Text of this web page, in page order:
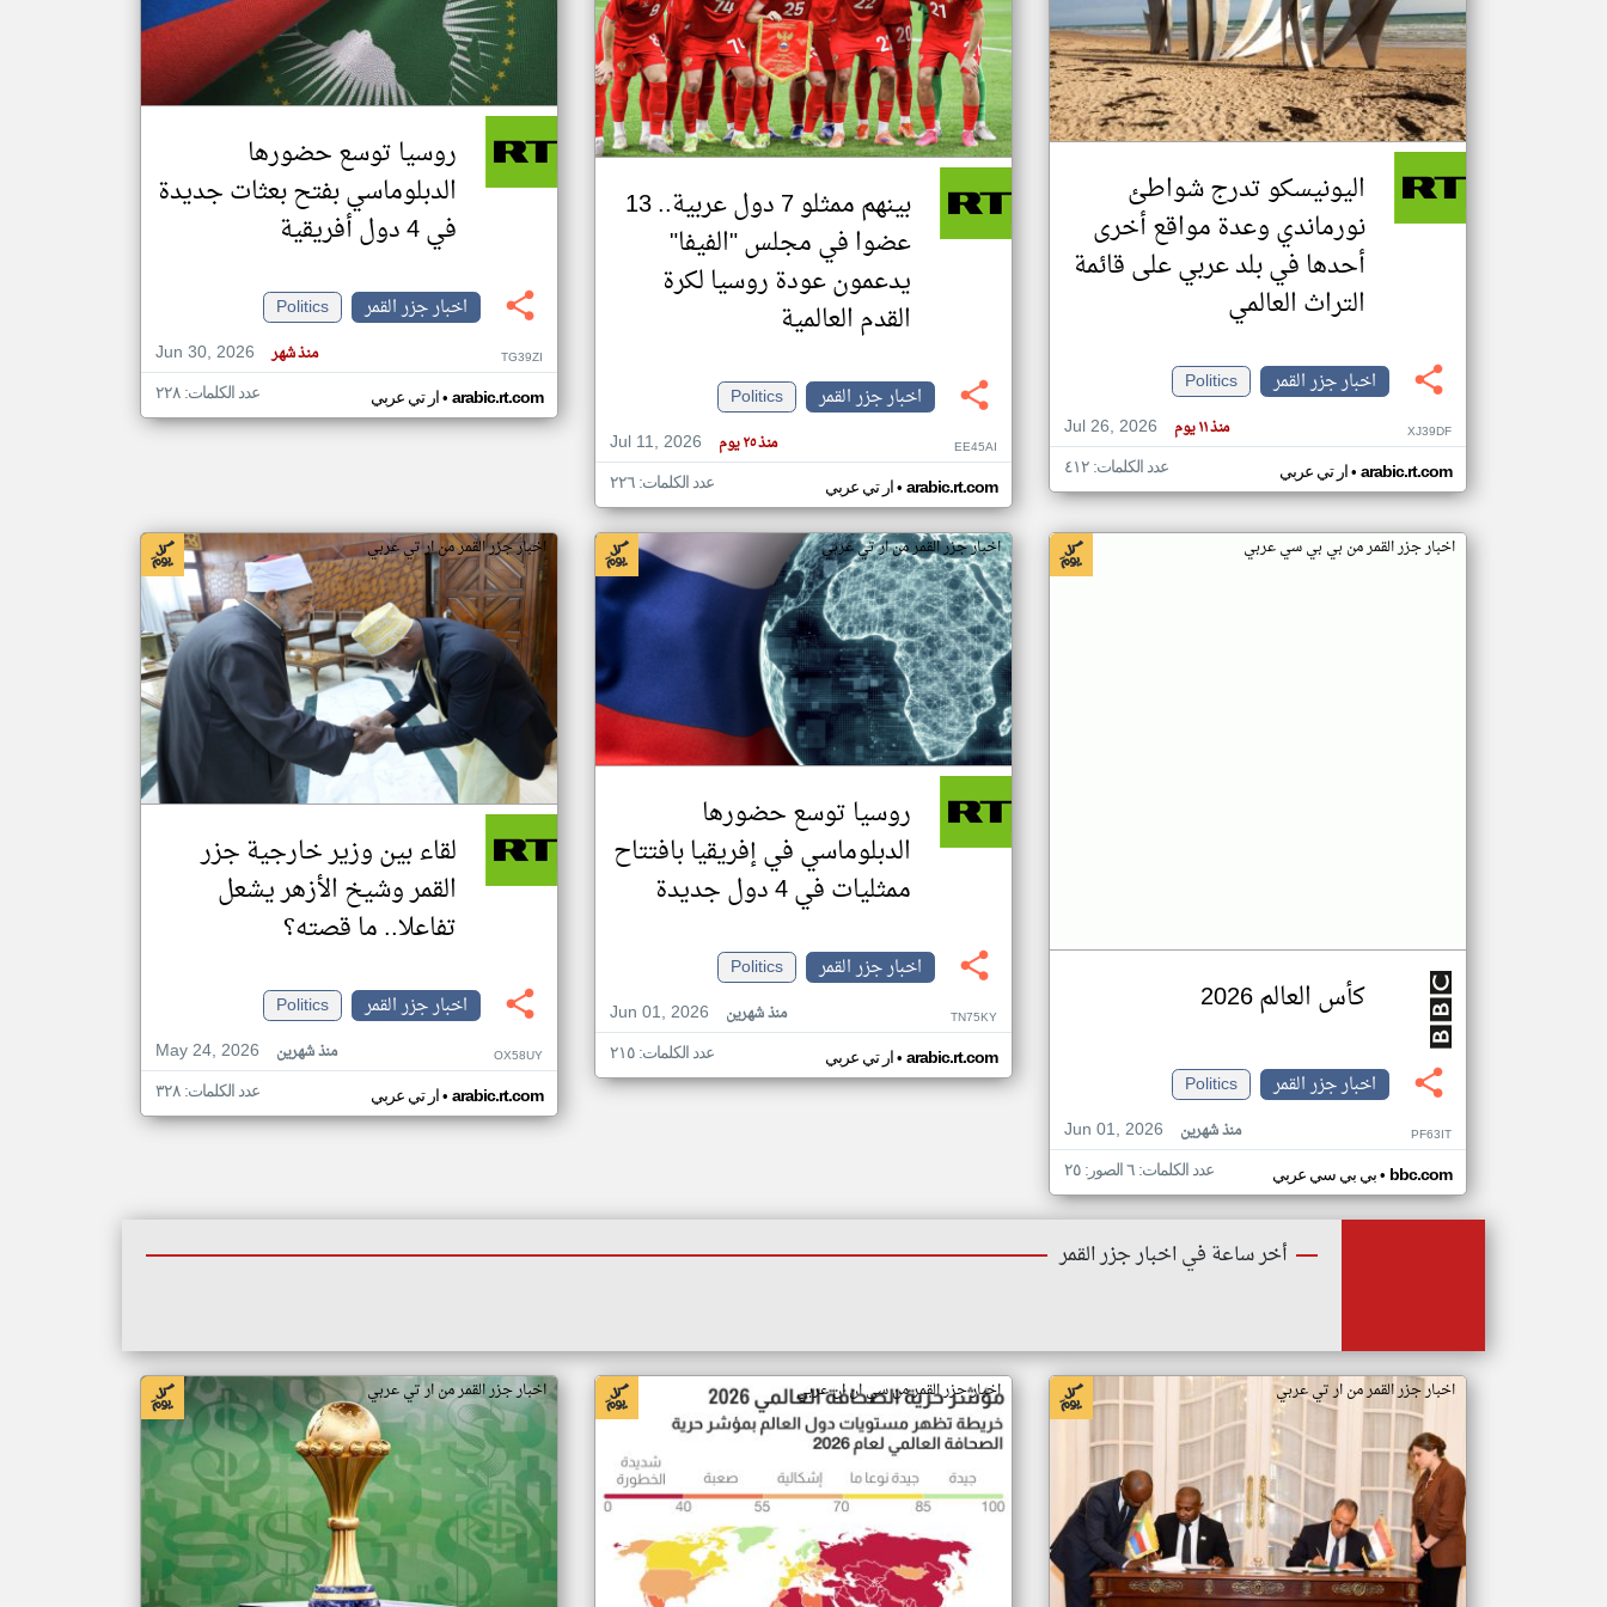
تغيير الدولة
اخبار جزر القمر على مدار الساعة
أهم اخبار جزر القمر العاجلة والمباشرة
اليونيسكو تدرج شواطئ
نورماندي وعدة مواقع أخرى
أحدها في بلد عربي على قائمة
التراث العالمي
اخبار جزر القمر
Politics
Jul 26, 2026
منذ ١١ يوم XJ39DF
ار تي عربي• arabic.rt.com عدد الكلمات: ٤١٢
بينهم ممثلو 7 دول عربية.. 13
عضوا في مجلس "الفيفا"
يدعمون عودة روسيا لكرة
القدم العالمية
اخبار جزر القمر
Politics
Jul 11, 2026
منذ ٢٥ يوم EE45AI
ار تي عربي• arabic.rt.com عدد الكلمات: ٢٢٦
روسيا توسع حضورها
الدبلوماسي بفتح بعثات جديدة
في 4 دول أفريقية
اخبار جزر القمر
Politics
Jun 30, 2026
منذ شهر TG39ZI
ار تي عربي• arabic.rt.com عدد الكلمات: ٢٢٨
اخبار جزر القمر من بي بي سي عربي
كأس العالم 2026
اخبار جزر القمر
Politics
Jun 01, 2026
منذ شهرين PF63IT
بي بي سي عربي• bbc.com عدد الكلمات: ٦ الصور: ٢٥
اخبار جزر القمر من ار تي عربي
روسيا توسع حضورها
الدبلوماسي في إفريقيا بافتتاح
ممثليات في 4 دول جديدة
اخبار جزر القمر
Politics
Jun 01, 2026
منذ شهرين TN75KY
ار تي عربي• arabic.rt.com عدد الكلمات: ٢١٥
اخبار جزر القمر من ار تي عربي
لقاء بين وزير خارجية جزر
القمر وشيخ الأزهر يشعل
تفاعلا.. ما قصته؟
اخبار جزر القمر
Politics
May 24, 2026
منذ شهرين OX58UY
ار تي عربي• arabic.rt.com عدد الكلمات: ٣٢٨
أخر ساعة في اخبار جزر القمر
اخبار جزر القمر من ار تي عربي اخبار جزر القمر من سي ان ان عربي اخبار جزر القمر من ار تي عربي
klyoum.com